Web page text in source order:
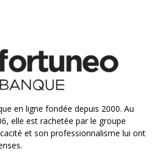
en ligne fondée depuis 2000. Au
elle est rachetée par le groupe
et son professionnalisme lui ont